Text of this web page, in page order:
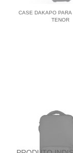
CASE DAKAPO PARA
TENOR